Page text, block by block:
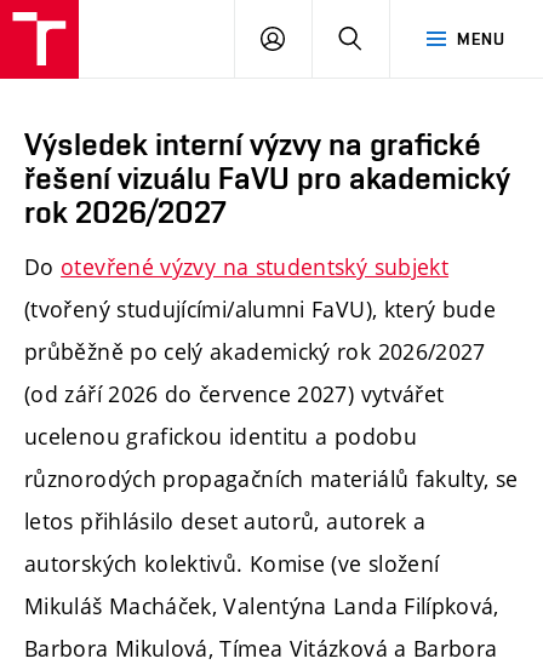
MENU
PŘIHLÁSIT
Výsledek interní výzvy na grafické
řešení vizuálu FaVU pro akademický
rok 2026/2027
Do otevřené výzvy na studentský subjekt
(tvořený studujícími/alumni FaVU), který bude
průběžně po celý akademický rok 2026/2027
(od září 2026 do července 2027) vytvářet
ucelenou grafickou identitu a podobu
různorodých propagačních materiálů fakulty, se
letos přihlásilo deset autorů, autorek a
autorských kolektivů. Komise (ve složení
Mikuláš Macháček, Valentýna Landa Filípková,
Barbora Mikulová, Tímea Vitázková a Barbora